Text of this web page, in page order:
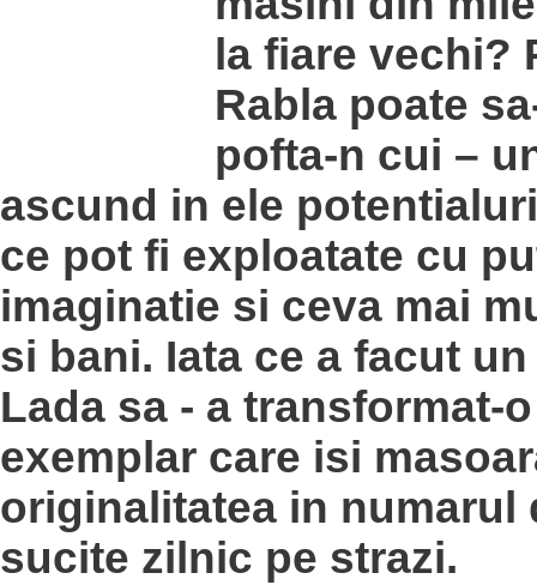
la fiare vechi?
Rabla poate
pofta-n cui –
ascund in ele
ce pot fi exploatate cu
imaginatie si ceva mai
si bani. Iata ce a facut
Lada sa - a transformat-
exemplar care isi
originalitatea in numarul
sucite zilnic pe strazi.